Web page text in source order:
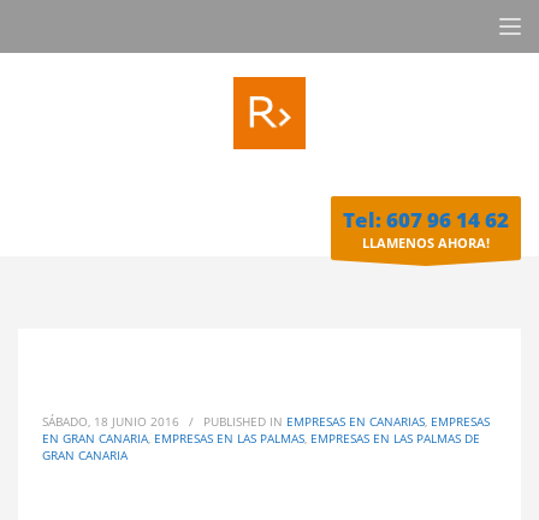
Tel: 607 96 14 62
LLAMENOS AHORA!
SÁBADO, 18 JUNIO 2016 / PUBLISHED IN EMPRESAS EN CANARIAS, EMPRESAS
EN GRAN CANARIA, EMPRESAS EN LAS PALMAS, EMPRESAS EN LAS PALMAS DE
GRAN CANARIA